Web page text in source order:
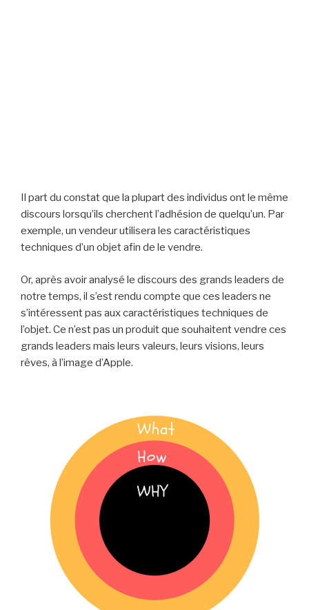
Il part du constat que la plupart des individus ont le même
discours lorsqu’ils cherchent l’adhésion de quelqu’un. Par
exemple, un vendeur utilisera les caractéristiques
techniques d’un objet afin de le vendre.
Or, après avoir analysé le discours des grands leaders de
notre temps, il s’est rendu compte que ces leaders ne
s’intéressent pas aux caractéristiques techniques de
l’objet. Ce n’est pas un produit que souhaitent vendre ces
grands leaders mais leurs valeurs, leurs visions, leurs
rêves, à l’image d’Apple.